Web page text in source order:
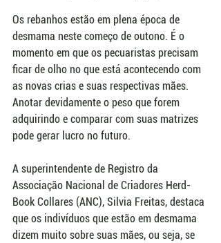
Os rebanhos estão em plena época de
desmama neste começo de outono. É o
momento em que os pecuaristas precisam
ficar de olho no que está acontecendo com
as novas crias e suas respectivas mães.
Anotar devidamente o peso que forem
adquirindo e comparar com suas matrizes
pode gerar lucro no futuro.
A superintendente de Registro da
Associação Nacional de Criadores Herd-
Book Collares (ANC), Silvia Freitas, destaca
que os indivíduos que estão em desmama
dizem muito sobre suas mães, ou seja, se